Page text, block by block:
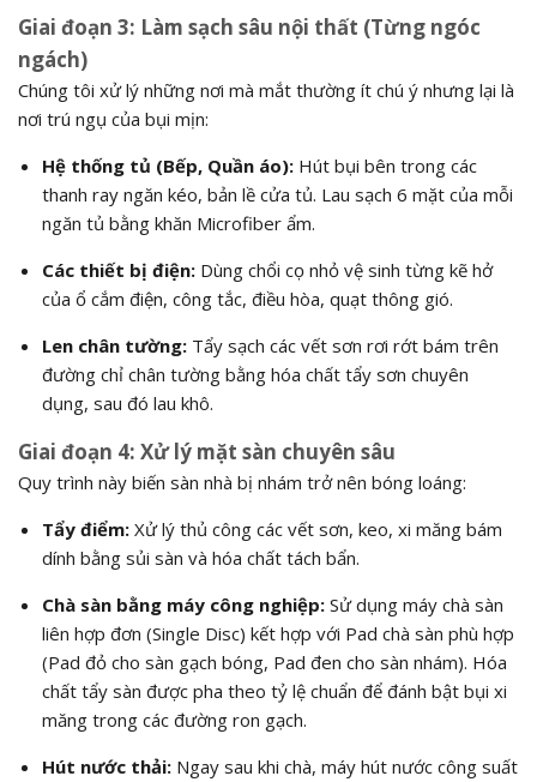
Giai đoạn 3: Làm sạch sâu nội thất (Từng ngóc
ngách)
Chúng tôi xử lý những nơi mà mắt thường ít chú ý nhưng lại là
nơi trú ngụ của bụi mịn:
Hệ thống tủ (Bếp, Quần áo):Hút bụi bên trong các
thanh ray ngăn kéo, bản lề cửa tủ. Lau sạch 6 mặt của mỗi
ngăn tủ bằng khăn Microfiber ẩm.
Các thiết bị điện:Dùng chổi cọ nhỏ vệ sinh từng kẽ hở
của ổ cắm điện, công tắc, điều hòa, quạt thông gió.
Len chân tường:Tẩy sạch các vết sơn rơi rớt bám trên
đường chỉ chân tường bằng hóa chất tẩy sơn chuyên
dụng, sau đó lau khô.
Giai đoạn 4: Xử lý mặt sàn chuyên sâu
Quy trình này biến sàn nhà bị nhám trở nên bóng loáng:
Tẩy điểm:Xử lý thủ công các vết sơn, keo, xi măng bám
dính bằng sủi sàn và hóa chất tách bẩn.
Chà sàn bằng máy công nghiệp:Sử dụng máy chà sàn
liên hợp đơn (Single Disc) kết hợp với Pad chà sàn phù hợp
(Pad đỏ cho sàn gạch bóng, Pad đen cho sàn nhám). Hóa
chất tẩy sàn được pha theo tỷ lệ chuẩn để đánh bật bụi xi
măng trong các đường ron gạch.
Hút nước thải:Ngay sau khi chà, máy hút nước công suất